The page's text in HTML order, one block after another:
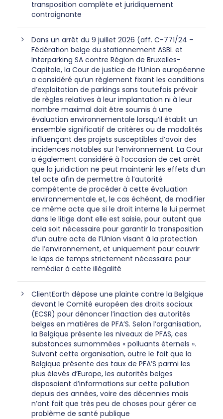
transposition complète et juridiquement
contraignante
Dans un arrêt du 9 juillet 2026 (aff. C-771/24 –
Fédération belge du stationnement ASBL et
Interparking SA contre Région de Bruxelles-
Capitale, la Cour de justice de l’Union européenne
a considéré qu’un règlement fixant les conditions
d’exploitation de parkings sans toutefois prévoir
de règles relatives à leur implantation ni à leur
nombre maximal doit être soumis à une
évaluation environnementale lorsqu’il établit un
ensemble significatif de critères ou de modalités
influençant des projets susceptibles d’avoir des
incidences notables sur l’environnement. La Cour
a également considéré à l’occasion de cet arrêt
que la juridiction ne peut maintenir les effets d’un
tel acte afin de permettre à l’autorité
compétente de procéder à cette évaluation
environnementale et, le cas échéant, de modifier
ce même acte que si le droit interne le lui permet
dans le litige dont elle est saisie, pour autant que
cela soit nécessaire pour garantir la transposition
d’un autre acte de l’Union visant à la protection
de l’environnement, et uniquement pour couvrir
le laps de temps strictement nécessaire pour
remédier à cette illégalité
ClientEarth dépose une plainte contre la Belgique
devant le Comité européen des droits sociaux
(ECSR) pour dénoncer l’inaction des autorités
belges en matières de PFA’S. Selon l’organisation,
la Belgique présente les niveaux de PFAS, ces
substances surnommées « polluants éternels ».
Suivant cette organisation, outre le fait que la
Belgique présente des taux de PFA’S parmi les
plus élevés d’Europe, les autorités belges
disposaient d’informations sur cette pollution
depuis des années, voire des décennies mais
n’ont fait que très peu de choses pour gérer ce
problème de santé publique